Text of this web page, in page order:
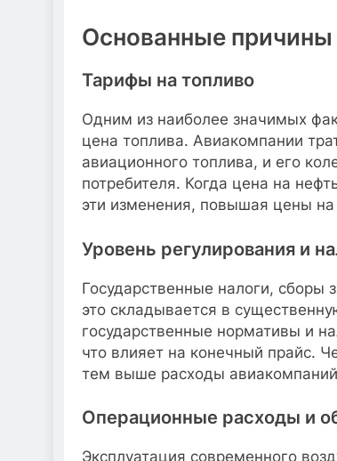
Основанные причины
Тарифы на топливо
Одним из наиболее значимых
цена топлива. Авиакомпании
авиационного топлива, и его
потребителя. Когда цена на
эти изменения, повышая цены
Уровень регулирования и
Государственные налоги, сборы
это складывается в
государственные нормативы и
что влияет на конечный прайс.
тем выше расходы
Операционные расходы и
Эксплуатация современного